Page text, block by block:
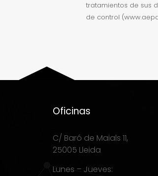
tratamientos de sus
de control
Oficinas
C/ Baró de Maials 11,
25005 Lleida
Lunes – Jueves: